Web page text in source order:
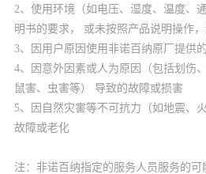
2、使用环境（如电压、湿度、温度、
明书的要求， 或未按照产品说明操作
3、因用户原因使用非诺百纳原厂提供
4、因意外因素或人为原因（包括划伤
鼠害、虫害等） 导致的故障或损害
5、因自然灾害等不可抗力（如地震、
故障或老化
注：非诺百纳指定的服务人员服务的